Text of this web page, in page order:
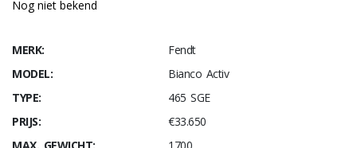
Nog niet bekend
MERK:
Fendt
MODEL:
Bianco Activ
TYPE:
465 SGE
PRIJS:
€33.650